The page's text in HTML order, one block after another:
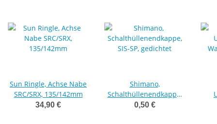
Sun Ringle, Achse Nabe
SRC/SRX, 135/142mm
34,90 €
Shimano,
Schalthüllenendkappe,
SIS-SP, gedichtet
0,50 €